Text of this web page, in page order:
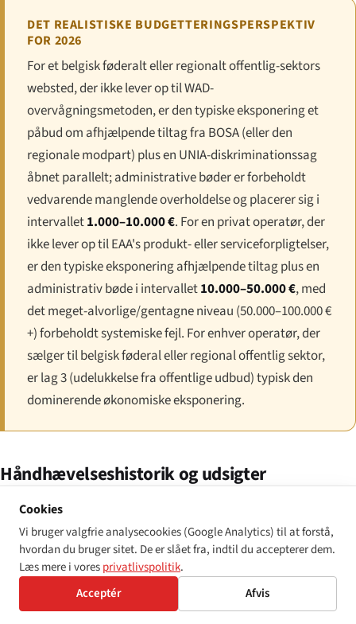
DET REALISTISKE BUDGETTERINGSPERSPEKTIV
FOR 2026
For et belgisk føderalt eller regionalt offentlig-sektors
websted, der ikke lever op til WAD-
overvågningsmetoden, er den typiske eksponering et
påbud om afhjælpende tiltag fra BOSA (eller den
regionale modpart) plus en UNIA-diskriminationssag
åbnet parallelt; administrative bøder er forbeholdt
vedvarende manglende overholdelse og placerer sig i
intervallet1.000–10.000 €. For en privat operatør, der
ikke lever op til EAA's produkt- eller serviceforpligtelser,
er den typiske eksponering afhjælpende tiltag plus en
administrativ bøde i intervallet10.000–50.000 €, med
det meget-alvorlige/gentagne niveau (50.000–100.000 €
+) forbeholdt systemiske fejl. For enhver operatør, der
sælger til belgisk føderal eller regional offentlig sektor,
er lag 3 (udelukkelse fra offentlige udbud) typisk den
dominerende økonomiske eksponering.
Håndhævelseshistorik og udsigter
WAD-håndhævelse under BOSA har været stabil. Den føderale
overvågningsmetode producerer halvårlige forenklede
scanninger af ca. 1.500 ansvarlige føderale websteder og en
mindre dybdegående-scan-tranche af ca. 50 websteder pr.
cyklus, med parallel overvågning i de flamske, vallonske,
Bruxelles-Capital og tysktalende jurisdiktioner. Det første kohort
Cookies
Vi bruger valgfrie analysecookies (Google Analytics) til at forstå,
hvordan du bruger sitet. De er slået fra, indtil du accepterer dem.
Læs mere i voresprivatlivspolitik.
Acceptér
Afvis